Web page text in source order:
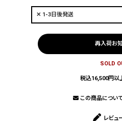
再入荷お
SOLD
税込16,500円以
この商品につい
レビュ